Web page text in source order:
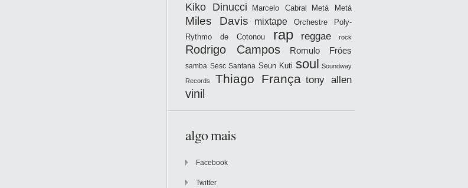
Kiko Dinucci Marcelo Cabral Metá Metá
Miles Davis mixtape
Orchestre Poly-
Rythmo de Cotonou
rap reggae rock
Rodrigo Campos Romulo Fróes
samba Sesc Santana Seun Kuti soul Soundway
Records Thiago França tony allen
vinil
algo mais
Facebook
Twitter